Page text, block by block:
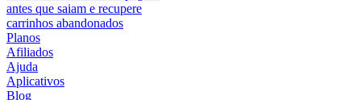
antes que saiam e recupere
carrinhos abandonados
Planos
Afiliados
Ajuda
Aplicativos
Blog